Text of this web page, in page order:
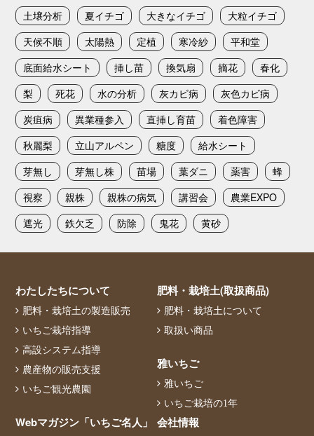
土壌分析
夏イチゴ 大きなイチゴ
大粒イチゴ
天候不順
太陽熱 定植 寒冷紗
平和堂
底面給水シート
挿し苗 換気扇 摘花
春化
梨
死花 水の分析 灰カビ病
灰色カビ病
炭疽病
異業種参入 直挿し育苗
着色障害
秋麗梨
立山アルペン 糖度
給水シート
芽無し
芽無し株 苗場 葉ダニ 薬害
蜂
視察
親株 親株の病気 講習会
農業EXPO
遮光
鉄欠乏 防除 鬼花 黄砂
わたしたちについて
肥料・栽培土の製造販売
いちご栽培指導
高設システム指導
農産物の販売支援
いちご観光農園
肥料・栽培土(取扱商品)
肥料・栽培土について
取扱い商品
雅いちご
雅いちご
いちご栽培の1年
Webマガジン「いちご名人」 会社情報